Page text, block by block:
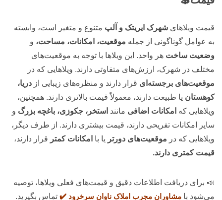
قیمت ویلاهای شهرک ایریتک و آلپ متنوع و متغیر است، وابسته
به عوامل گوناگونی از جمله موقعیت، امکانات، مساحت، و
وضعیت ساخت هر واحد. این ویلاها با توجه به موقعیت‌های
مختلف در شهرک، ارزش‌های متفاوتی دارند. ویلاهایی که در
موقعیت‌های برجسته‌ای قرار دارند و منظره‌های زیبایی از دریا،
کوهستان یا طبیعت دارند، معمولاً قیمت بالاتری دارند. همچنین،
ویلاهایی که امکانات اضافی مانند استخر، جکوزی، باغچه بزرگ و
سایر امکانات تفریحی دارند، قیمت بیشتری دارند. از طرف دیگر،
ویلاهایی که در موقعیت‌های دورتر یا با امکانات کمتر قرار دارند،
قیمت کمتری دارند.
📣 برای دریافت اطلاعات دقیق و قیمت‌های فعلی ویلاها، توصیه
می‌شود با مشاوران مجرب املاک ناوان سرخرود ✔️ تماس بگیرید.